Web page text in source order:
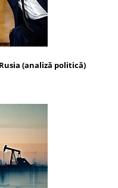
(analiză politică)